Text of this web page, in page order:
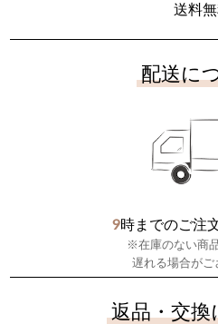
送料
配送に
9時までのご注
※在庫のない商
遅れる場合がご
返品・交換